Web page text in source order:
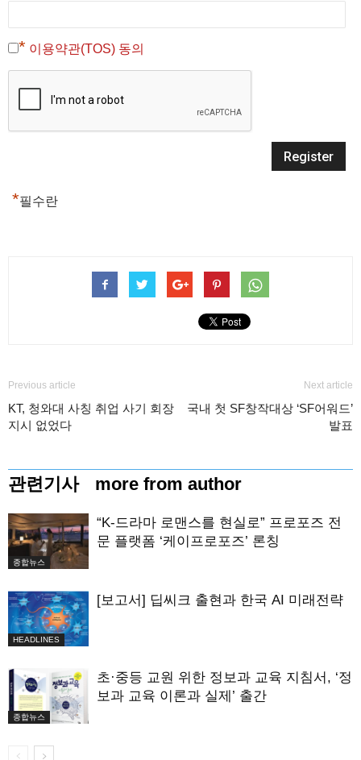
* 이용약관(TOS) 동의
*필수란
Previous article
KT, 청와대 사칭 취업 사기 회장
지시 없었다
Next article
국내 첫 SF창작대상 ‘SF어워드’
발표
관련기사 more from author
종합뉴스
“K-드라마 로맨스를 현실로” 프로포즈 전
문 플랫폼 ‘케이프로포즈’ 론칭
HEADLINES
[보고서] 딥씨크 출현과 한국 AI 미래전략
종합뉴스
초·중등 교원 위한 정보과 교육 지침서, ‘정
보과 교육 이론과 실제’ 출간